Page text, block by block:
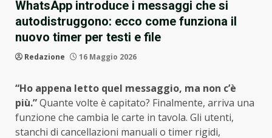
WhatsApp introduce i messaggi che si
autodistruggono: ecco come funziona il
nuovo timer per testi e file
Redazione 16 Maggio 2026
“Ho appena letto quel messaggio, ma non c’è
più.”Quante volte è capitato? Finalmente, arriva una
funzione che cambia le carte in tavola. Gli utenti,
stanchi di cancellazioni manuali o timer rigidi,